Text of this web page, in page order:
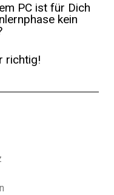
PC ist für Dich
kein
richtig!